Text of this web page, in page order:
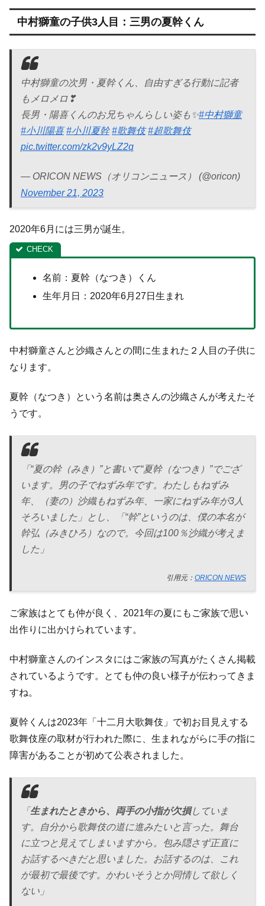
中村獅童の子供3人目：三男の夏幹くん
中村獅童の次男・夏幹くん、自由すぎる行動に記者
もメロメロ❣
長男・陽喜くんのお兄ちゃんらしい姿も✨#中村獅童
#小川陽喜 #小川夏幹 #歌舞伎 #超歌舞伎
pic.twitter.com/zk2v9yLZ2q
— ORICON NEWS（オリコンニュース） (@oricon)
November 21, 2023
2020年6月には三男が誕生。
名前：夏幹（なつき）くん
生年月日：2020年6月27日生まれ
中村獅童さんと沙織さんとの間に生まれた２人目の子供に
なります。
夏幹（なつき）という名前は奥さんの沙織さんが考えたそ
うです。
「“夏の幹（みき）”と書いて“夏幹（なつき）”でござ
います。男の子でねずみ年です。わたしもねずみ
年、（妻の）沙織もねずみ年、一家にねずみ年が3人
そろいました」とし、「“幹”というのは、僕の本名が
幹弘（みきひろ）なので。今回は100％沙織が考えま
した」
引用元： ORICON NEWS
ご家族はとても仲が良く、2021年の夏にもご家族で思い
出作りに出かけられています。
中村獅童さんのインスタにはご家族の写真がたくさん掲載
されているようです。とても仲の良い様子が伝わってきま
すね。
夏幹くんは2023年「十二月大歌舞伎」で初お目見えする
歌舞伎座の取材が行われた際に、生まれながらに手の指に
障害があることが初めて公表されました。
「 生まれたときから、両手の小指が欠損していま
す。自分から歌舞伎の道に進みたいと言った。舞台
に立つと見えてしまいますから。包み隠さず正直に
お話するべきだと思いました。お話するのは、これ
が最初で最後です。かわいそうとか同情して欲しく
ない」